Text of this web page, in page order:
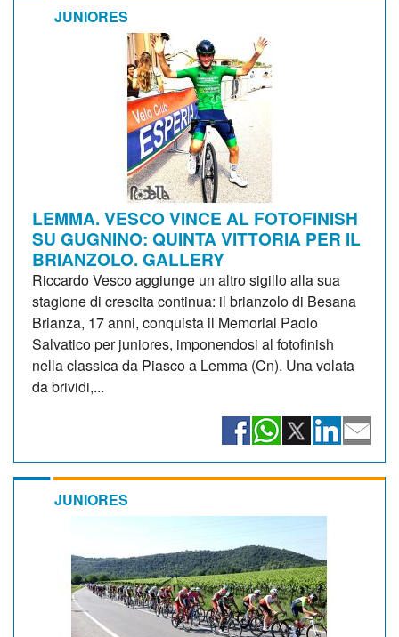
JUNIORES
LEMMA. VESCO VINCE AL FOTOFINISH
SU GUGNINO: QUINTA VITTORIA PER IL
BRIANZOLO. GALLERY
Riccardo Vesco aggiunge un altro sigillo alla sua
stagione di crescita continua: il brianzolo di Besana
Brianza, 17 anni, conquista il Memorial Paolo
Salvatico per juniores, imponendosi al fotofinish
nella classica da Piasco a Lemma (Cn). Una volata
da brividi,...
JUNIORES